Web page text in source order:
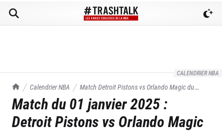
CALENDRIER NBA
TrashTalk Actu NBA
Calendrier NBA Match Detroit Pistons vsOrlando Magicdu
01/01/2025
Match du 01 janvier 2025:
Detroit Pistons vs Orlando Magic